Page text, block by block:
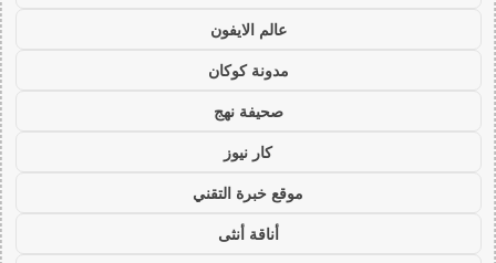
عالم الايفون
مدونة كوكان
صحيفة نهج
كار نيوز
موقع خبرة التقني
أناقة أنثى